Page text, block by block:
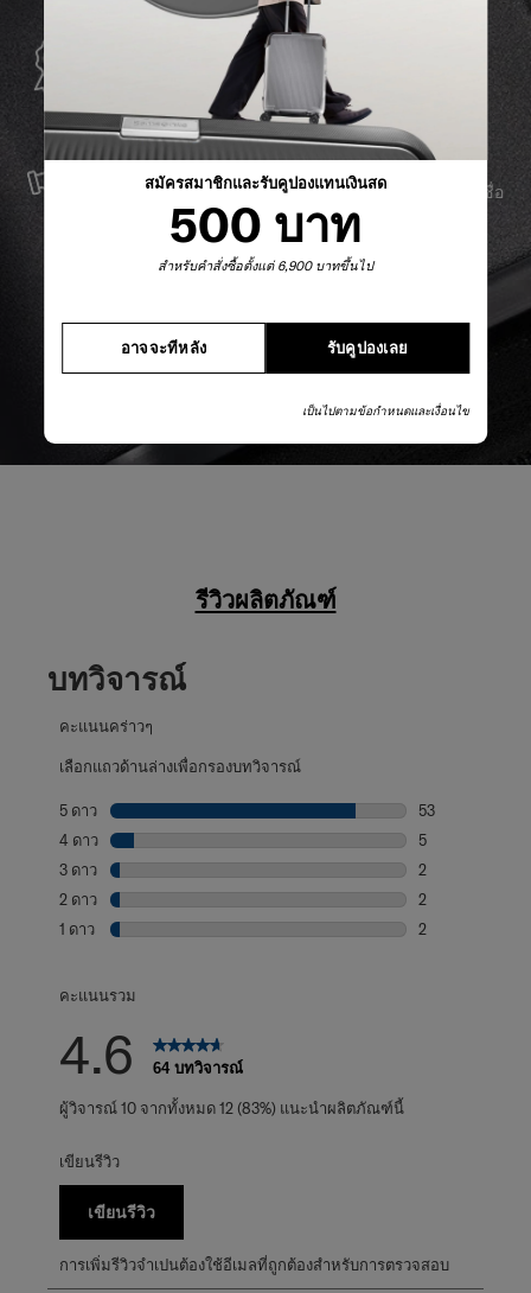
สมัครสมาชิกและรับคูปองแทนเงินสด
500 บาท
สำหรับคำสั่งซื้อตั้งแต่ 6,900 บาทขึ้นไป
รับคูปองเลย
อาจจะทีหลัง
เป็นไปตามข้อกำหนดและเงื่อนไข
การรับประกันทั่วโลก
Samsonite รับประกันการใช้งานทั่วโลก เพื่อให้มั่นใจว่า
ผลิตภัณฑ์ Samsonite ของคุณจะอยู่เคียงข้างคุณเสมอ
บริการและซ่อมแซม
เราผลิตสินค้าด้วยวัสดุที่ดีที่สุด พร้อมบริการสนับสนุนที่เชื่อ
ถือได้ เพื่อให้คุณก้าวไปข้างหน้าได้อย่างราบรื่น ไม่ว่าจะ
เกิดอะไรขึ้นก็ตาม
รีวิวผลิตภัณฑ์
บทวิจารณ์
คะแนนคร่าวๆ
เลือกแถวด้านล่างเพื่อกรองบทวิจารณ์
5 ดาว ดาว
53
บทวิจารณ์53 บท
4 ดาว ดาว
5
บทวิจารณ์5 บท
3 ดาว ดาว
2
บทวิจารณ์2 บทที่
2 ดาว ดาว
2
บทวิจารณ์2 บทที่
1 ดาว ดาว
2
คะแนนรวม
4.6 64 บทวิจารณ์
ผู้วิจารณ์ 10 จากทั้งหมด 12 (83%) แนะนำผลิตภัณฑ์นี้
เขียนรีวิว
เขียนรีวิว
การเพิ่มรีวิวจำเปนต้องใช้อีเมลที่ถูกต้องสำหรับการตรวจสอบ